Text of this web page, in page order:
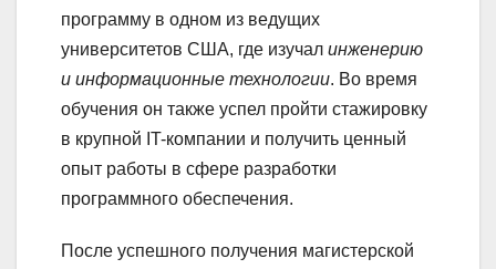
программу в одном из ведущих
университетов США, где изучал инженерию
и информационные технологии. Во время
обучения он также успел пройти стажировку
в крупной IT-компании и получить ценный
опыт работы в сфере разработки
программного обеспечения.
После успешного получения магистерской